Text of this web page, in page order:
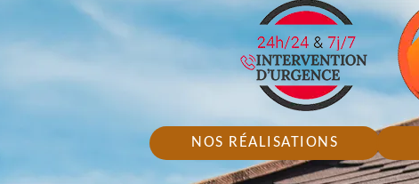
NOS RÉALISATIONS